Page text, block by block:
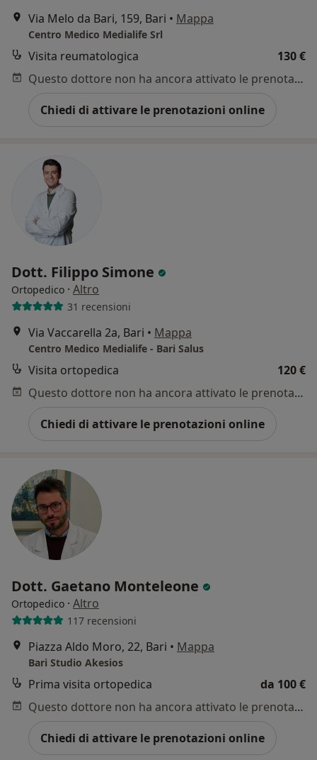
Via Melo da Bari, 159, Bari • Mappa
Centro Medico Medialife Srl
Visita reumatologica
130 €
Questo dottore non ha ancora attivato le prenotazioni online presso questo indirizzo.
Chiedi di attivare le prenotazioni online
Dott. Filippo Simone
Ortopedico · Altro
31 recensioni
Via Vaccarella 2a, Bari • Mappa
Centro Medico Medialife - Bari Salus
Visita ortopedica
120 €
Questo dottore non ha ancora attivato le prenotazioni online presso questo indirizzo.
Chiedi di attivare le prenotazioni online
Dott. Gaetano Monteleone
Ortopedico · Altro
117 recensioni
Piazza Aldo Moro, 22, Bari • Mappa
Bari Studio Akesios
Prima visita ortopedica
da 100 €
Questo dottore non ha ancora attivato le prenotazioni online presso questo indirizzo.
Chiedi di attivare le prenotazioni online